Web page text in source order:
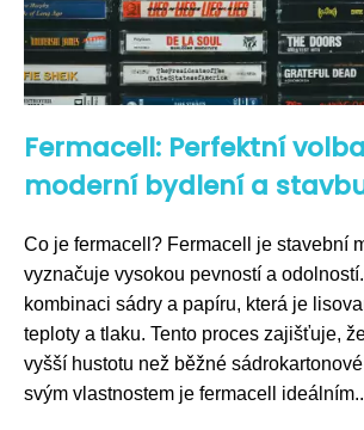
Fermacell: Perfektní
moderní bydlení a
Co je fermacell? Fermacell je stavební
vyznačuje vysokou pevností a
kombinaci sádry a papíru, která je
teploty a tlaku. Tento proces zajišťuje,
vyšší hustotu než běžné
svým vlastnostem je fermacell